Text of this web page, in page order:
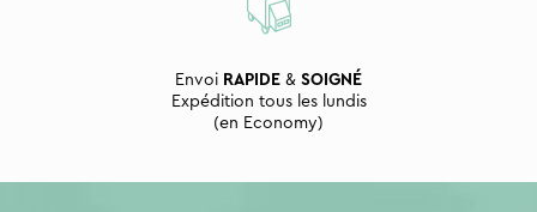
Envoi RAPIDE & SOIGNÉ
Expédition tous les lundis
(en Economy)